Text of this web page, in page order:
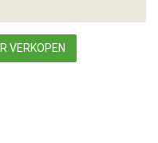
VERKOPEN